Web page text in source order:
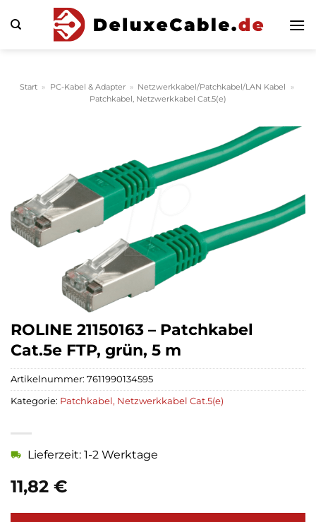
Inhalt
Start » PC-Kabel & Adapter » Netzwerkkabel/Patchkabel/LAN Kabel
»
Patchkabel, Netzwerkkabel Cat.5(e)
ROLINE 21150163 – Patchkabel
Cat.5e FTP, grün, 5 m
11,82 €
Lieferzeit: 1-2 Werktage
Artikelnummer: 7611990134595
Kategorie: Patchkabel, Netzwerkkabel Cat.5(e)